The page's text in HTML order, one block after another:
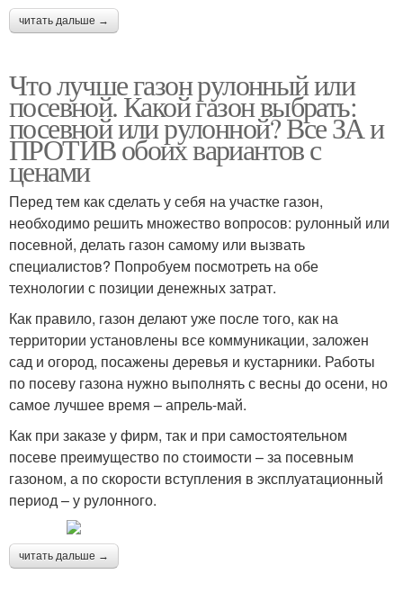
читать дальше →
Что лучше газон рулонный или
посевной. Какой газон выбрать:
посевной или рулонной? Все ЗА и
ПРОТИВ обоих вариантов с
ценами
Перед тем как сделать у себя на участке газон,
необходимо решить множество вопросов: рулонный или
посевной, делать газон самому или вызвать
специалистов? Попробуем посмотреть на обе
технологии с позиции денежных затрат.
Как правило, газон делают уже после того, как на
территории установлены все коммуникации, заложен
сад и огород, посажены деревья и кустарники. Работы
по посеву газона нужно выполнять с весны до осени, но
самое лучшее время – апрель-май.
Как при заказе у фирм, так и при самостоятельном
посеве преимущество по стоимости – за посевным
газоном, а по скорости вступления в эксплуатационный
период – у рулонного.
читать дальше →